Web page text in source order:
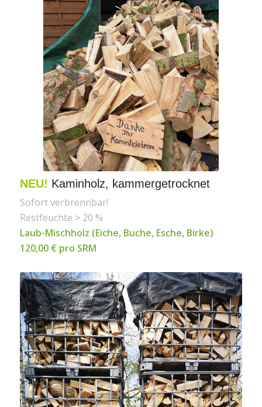
NEU! Kaminholz, kammergetrocknet
Sofort verbrennbar!
Restfeuchte > 20 %
Laub-Mischholz (Eiche, Buche, Esche, Birke)
120,00 € pro SRM